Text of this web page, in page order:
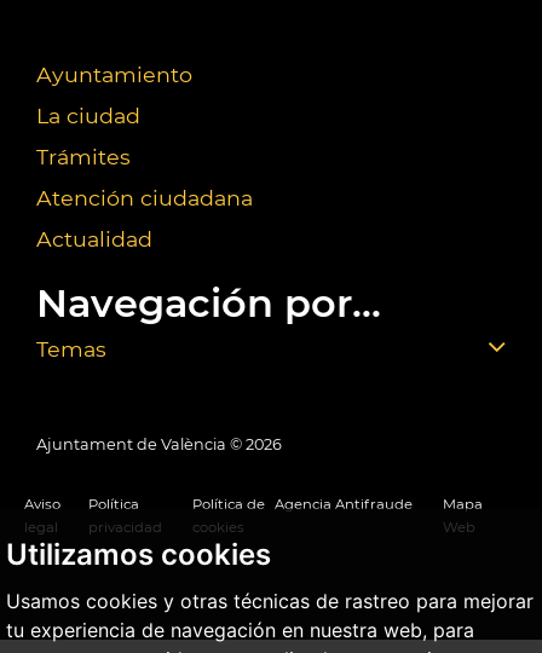
Utilizamos cookies
Usamos cookies y otras técnicas de rastreo para mejorar
tu experiencia de navegación en nuestra web, para
Ayuntamiento
La ciudad
Trámites
Atención ciudadana
Actualidad
Navegación por...
Temas
Ajuntament de València © 2026
Aviso
legal
Política
privacidad
Política de
cookies
Agencia Antifraude
Mapa
Web